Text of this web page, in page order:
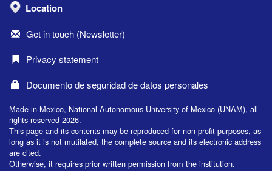
Location
Get in touch (Newsletter)
Privacy statement
Documento de seguridad de datos personales
Made in Mexico, National Autonomous University of Mexico (UNAM), all
rights reserved 2026.
This page and its contents may be reproduced for non-profit purposes, as
long as it is not mutilated, the complete source and its electronic address
are cited.
Otherwise, it requires prior written permission from the institution.